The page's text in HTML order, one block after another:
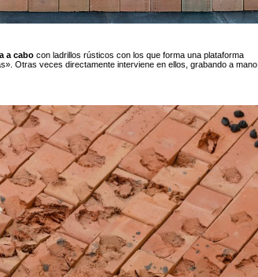
a cabo con ladrillos rústicos con los que forma una plataforma
Otras veces directamente interviene en ellos, grabando a mano